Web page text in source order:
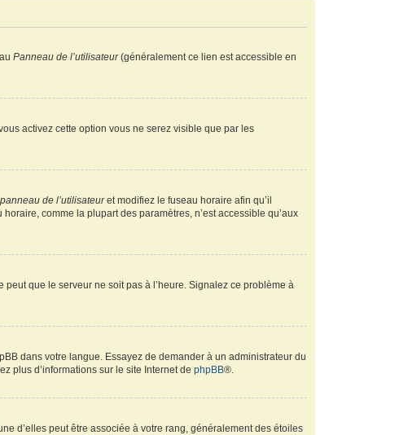
auPanneau de l’utilisateur(généralement ce lien est accessible en
activez cette option vous ne serez visible que par les
panneau de l’utilisateuret modifiez le fuseau horaire afin qu’il
comme la plupart des paramètres, n’est accessible qu’aux
peut que le serveur ne soit pas à l’heure. Signalez ce problème à
dans votre langue. Essayez de demander à un administrateur du
plus d’informations sur le site Internet dephpBB®.
d’elles peut être associée à votre rang, généralement des étoiles